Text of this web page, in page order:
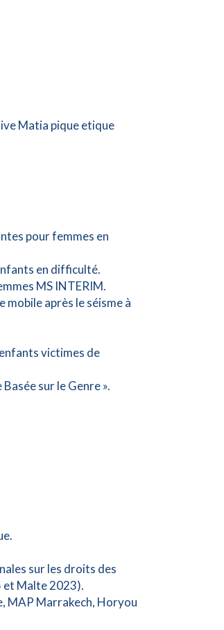
Matia pique etique
pour femmes en
en difficulté.
MS INTERIM.
mobile après le séisme à
victimes de
sur le Genre ».
sur les droits des
et Malte 2023).
MAP Marrakech, Horyou